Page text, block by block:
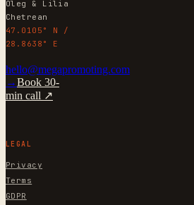
Oleg & Lilia
Chetrean
47.0105° N /
28.8638° E
hello@megapromoting.com
→Book 30-
min call ↗
LEGAL
Privacy
Terms
GDPR